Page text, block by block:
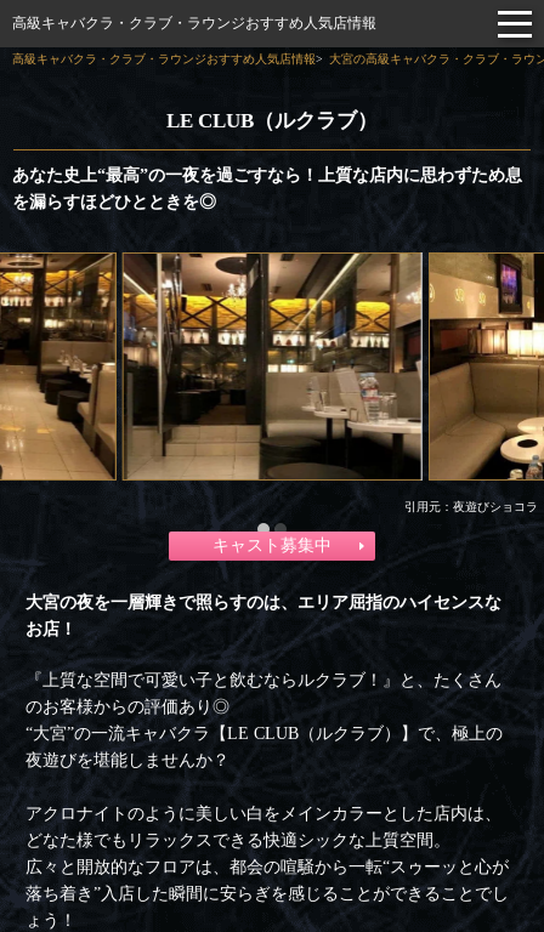
高級キャバクラ・クラブ・ラウンジおすすめ人気店情報
高級キャバクラ・クラブ・ラウンジおすすめ人気店情報 大宮の高級キャバクラ・クラブ・ラウ
LE CLUB（ルクラブ）
あなた史上“最高”の一夜を過ごすなら！上質な店内に思わずため息
を漏らすほどひとときを◎
引用元：夜遊びショコラ
キャスト募集中
大宮の夜を一層輝きで照らすのは、エリア屈指のハイセンスな
お店！
『上質な空間で可愛い子と飲むならルクラブ！』と、たくさん
のお客様からの評価あり◎
“大宮”の一流キャバクラ【LE CLUB（ルクラブ）】で、極上の
夜遊びを堪能しませんか？
アクロナイトのように美しい白をメインカラーとした店内は、
どなた様でもリラックスできる快適シックな上質空間。
広々と開放的なフロアは、都会の喧騒から一転“スゥーッと心が
落ち着き”入店した瞬間に安らぎを感じることができることでし
ょう！